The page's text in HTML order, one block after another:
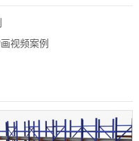
视频案例